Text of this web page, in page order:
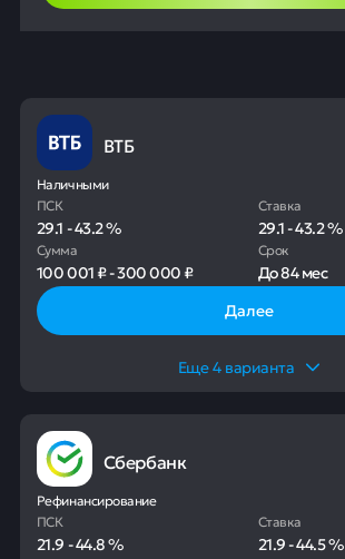
ВТБ
Наличными
ПСК
29.1-43.2%
Ставка
29.1-43.2%
Сумма
100 001 ₽-300 000 ₽
Срок
До84 мес
Далее
Еще4 варианта
Сбербанк
Рефинансирование
ПСК
21.9-44.8%
Ставка
21.9-44.5%